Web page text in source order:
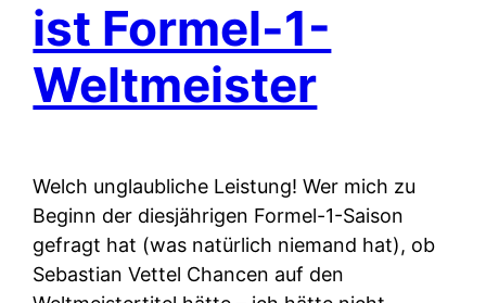
ist Formel-1-
Weltmeister
Welch unglaubliche Leistung! Wer mich zu
Beginn der diesjährigen Formel-1-Saison
gefragt hat (was natürlich niemand hat), ob
Sebastian Vettel Chancen auf den